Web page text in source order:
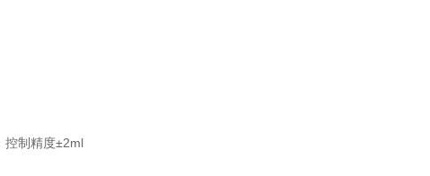
控制精度±2ml